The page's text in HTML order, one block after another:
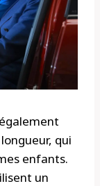
qui
enfants.
un